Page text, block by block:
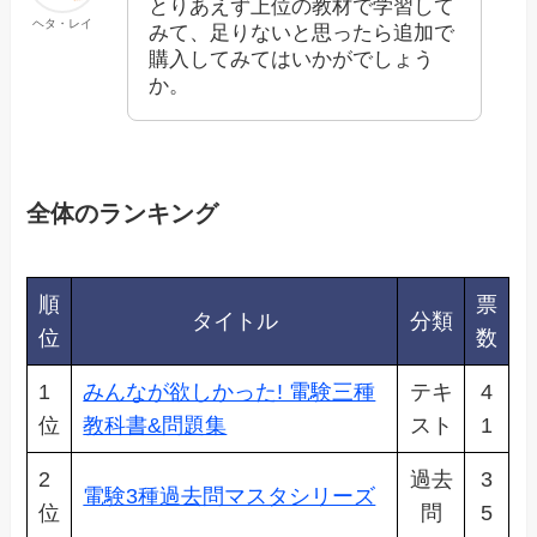
ヘタ・レイ
とりあえず上位の教材で学習して
みて、足りないと思ったら追加で
購入してみてはいかがでしょう
か。
全体のランキング
順
位
タイトル 分類
票
数
1
位
みんなが欲しかった! 電験三種
教科書&問題集
テキ
スト
4
1
2
位
電験3種過去問マスタシリーズ
過去
問
3
5